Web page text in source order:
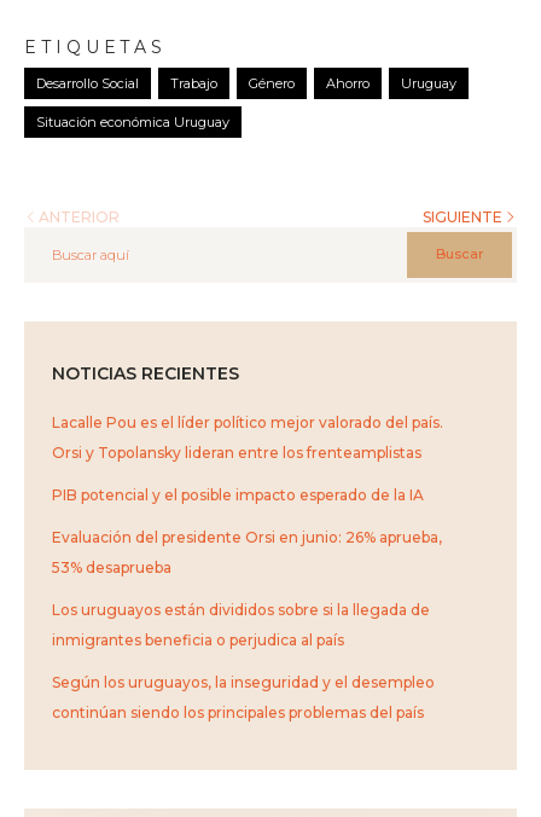
ETIQUETAS
Desarrollo Social Trabajo Género Ahorro Uruguay
Situación económica Uruguay
ANTERIOR SIGUIENTE
Buscar
NOTICIAS RECIENTES
Lacalle Pou es el líder político mejor valorado del país.
Orsi y Topolansky lideran entre los frenteamplistas
PIB potencial y el posible impacto esperado de la IA
Evaluación del presidente Orsi en junio: 26% aprueba,
53% desaprueba
Los uruguayos están divididos sobre si la llegada de
inmigrantes beneficia o perjudica al país
Según los uruguayos, la inseguridad y el desempleo
continúan siendo los principales problemas del país